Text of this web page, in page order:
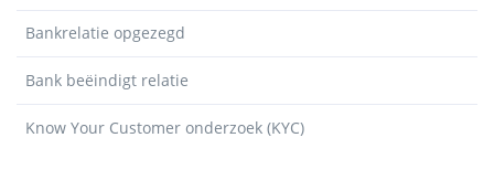
Bankrelatie opgezegd
Bank beëindigt relatie
Know Your Customer onderzoek (KYC)